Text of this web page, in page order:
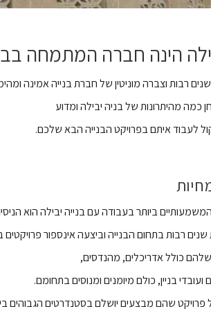
הינה חברה המתמחה
רבות וצברה מוניטין של חברת בנייה אמינה
כמה מהיתרונות של בניה יבילה ומדוע
לעבוד איתם בפרויקט הבנייה הבא שלכם.
ביותר בעבודה עם בנייה יבילה הוא
רבות בתחום הבנייה וביצעה אינספור פרויקטים
כולל אדריכלים, מהנדסים,
ועובדי בניין, כולם מיומנים ומנוסים בתחומם.
שהם מבצעים יושלם בסטנדרטים הגבוהים